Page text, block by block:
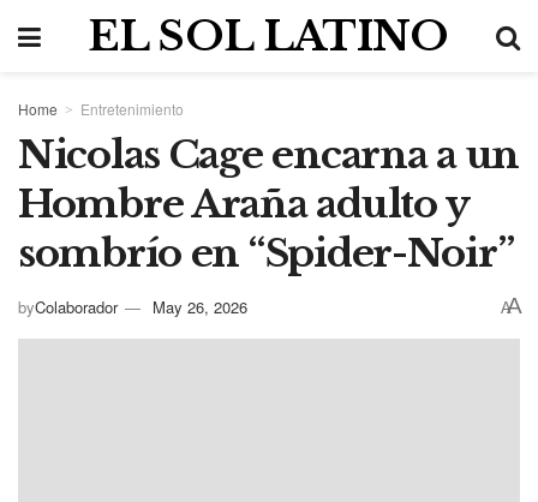
EL SOL LATINO
Home Entretenimiento
Nicolas Cage encarna a un
Hombre Araña adulto y
sombrío en “Spider-Noir”
byColaborador May 26, 2026 AA